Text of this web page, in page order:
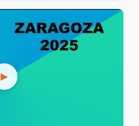
▶